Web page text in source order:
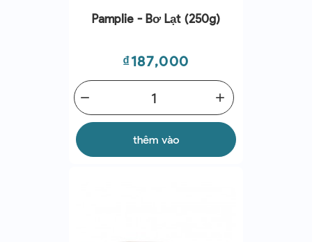
Pamplie - Bơ Lạt (250g)
Giá
₫187,000
add
remove
thêm vào